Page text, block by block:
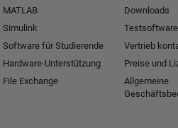
MATLAB
Simulink
Software für Studierende
Hardware-Unterstützung
File Exchange
Downloads
Testsoftware
Vertrieb
Preise und
Allgemeine